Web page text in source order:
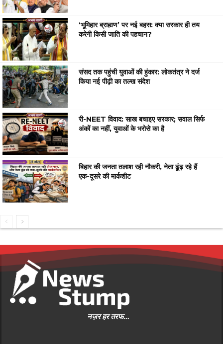
‘भूमिहार ब्राह्मण’ पर नई बहस: क्या सरकार ही तय
करेगी किसी जाति की पहचान?
संसद तक पहुंची युवाओं की हुंकार: लोकतंत्र ने दर्ज
किया नई पीढ़ी का तल्ख संदेश
री-NEET विवाद: साख बचाइए सरकार; सवाल सिर्फ
अंकों का नहीं, युवाओं के भरोसे का है
बिहार की जनता तलाश रही नौकरी, नेता ढूंढ़ रहे हैं
एक-दूसरे की मार्कशीट
नज़र हर तरफ...